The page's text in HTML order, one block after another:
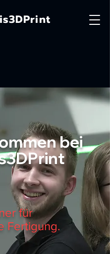
bei
für
Fertigung.